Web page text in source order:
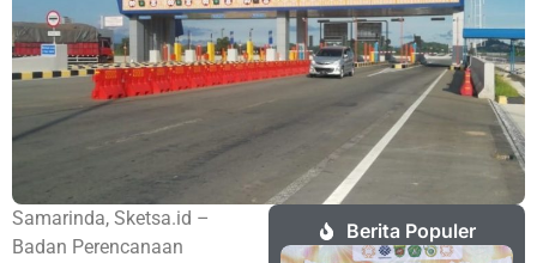
Samarinda, Sketsa.id –
Badan Perencanaan
Berita Populer